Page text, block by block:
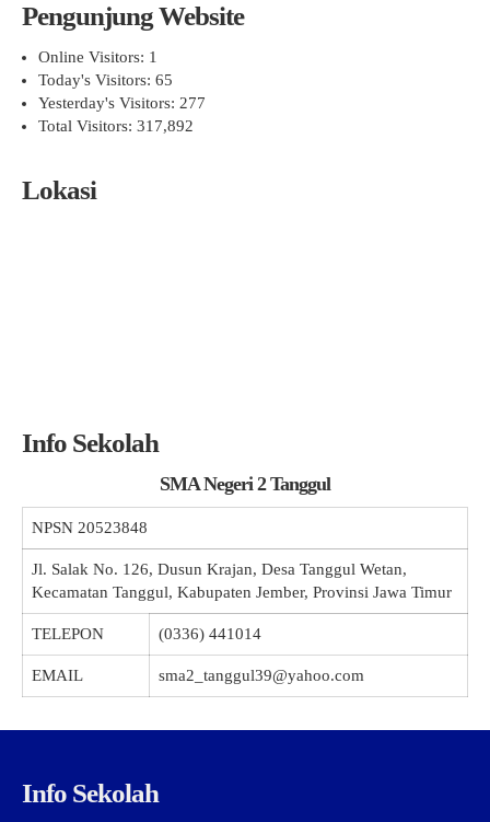
Pengunjung Website
Online Visitors: 1
Today's Visitors: 65
Yesterday's Visitors: 277
Total Visitors: 317,892
Lokasi
Info Sekolah
SMA Negeri 2 Tanggul
NPSN 20523848
Jl. Salak No. 126, Dusun Krajan, Desa Tanggul Wetan,
Kecamatan Tanggul, Kabupaten Jember, Provinsi Jawa Timur
TELEPON (0336) 441014
EMAIL sma2_tanggul39@yahoo.com
Info Sekolah